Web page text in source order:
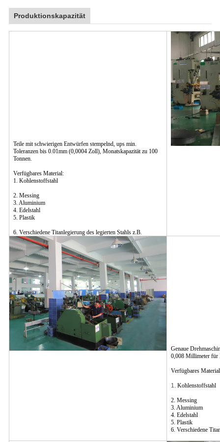
Produktionskapazität
Teile mit schwierigen Entwürfen stempelnd, ups min.
Toleranzen bis 0.01mm (0,0004 Zoll), Monatskapazität zu 100
Tonnen.
Verfügbares Material:
1. Kohlenstoffstahl
2. Messing
3. Aluminium
4. Edelstahl
5. Plastik
6. Verschiedene Titanlegierung des legierten Stahls z.B.
Genaue
0,008 Millimeter für
Verfügbares
1. Kohlenstoffstahl
2. Messing
3. Aluminium
4. Edelstahl
5. Plastik
6. Verschiedene